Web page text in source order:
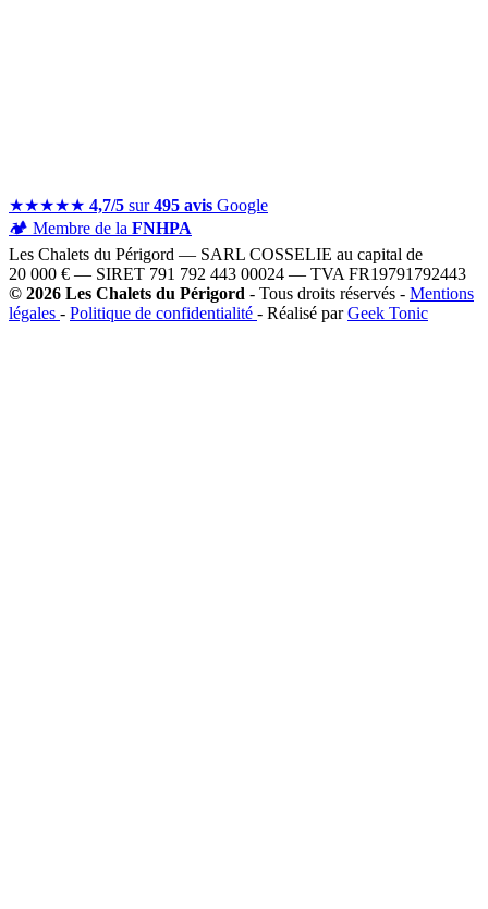
★★★★★ 4,7/5 sur495 avis Google
🏕️ Membre de la FNHPA
Les Chalets du Périgord — SARL COSSELIE au capital de
20 000 € — SIRET 791 792 443 00024 — TVA FR19791792443
© 2026 Les Chalets du Périgord - Tous droits réservés - Mentions
légales - Politique de confidentialité - Réalisé parGeek Tonic